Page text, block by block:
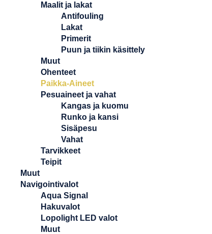
Maalit ja lakat
Antifouling
Lakat
Primerit
Puun ja tiikin käsittely
Muut
Ohenteet
Paikka-Aineet
Pesuaineet ja vahat
Kangas ja kuomu
Runko ja kansi
Sisäpesu
Vahat
Tarvikkeet
Teipit
Muut
Navigointivalot
Aqua Signal
Hakuvalot
Lopolight LED valot
Muut